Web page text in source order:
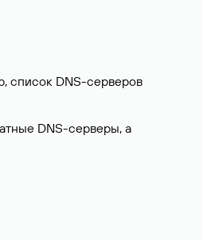
список DNS-серверов
DNS-серверы, а